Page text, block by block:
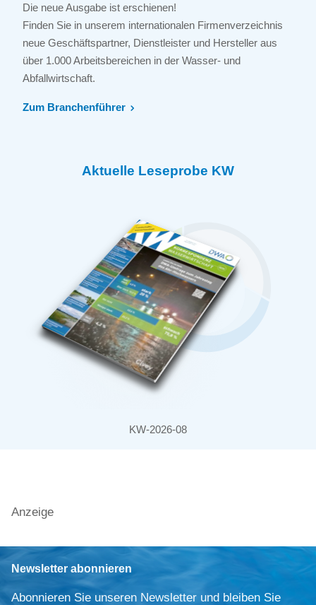
Die neue Ausgabe ist erschienen!
Finden Sie in unserem internationalen Firmenverzeichnis
neue Geschäftspartner, Dienstleister und Hersteller aus
über 1.000 Arbeitsbereichen in der Wasser- und
Abfallwirtschaft.
Zum Branchenführer
Aktuelle Leseprobe KW
KW-2026-08
Anzeige
Newsletter abonnieren
Abonnieren Sie unseren Newsletter und bleiben Sie